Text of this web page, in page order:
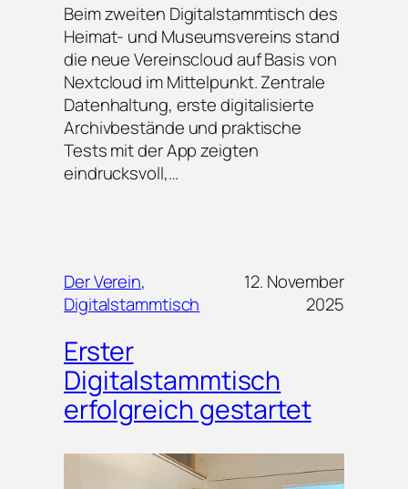
Beim zweiten Digitalstammtisch des
Heimat- und Museumsvereins stand
die neue Vereinscloud auf Basis von
Nextcloud im Mittelpunkt. Zentrale
Datenhaltung, erste digitalisierte
Archivbestände und praktische
Tests mit der App zeigten
eindrucksvoll,…
Der Verein
Digitalstammtisch
12. November
2025
Erster
Digitalstammtisch
erfolgreich gestartet